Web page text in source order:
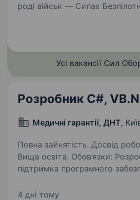
роді військ — Силах
підрозділ «технологічного
та пропонуємо…
Усі вакансії Сил
Розробник C#,
Медичні гарантії, ДНТ,
Повна зайнятість. Досвід
Вища освіта. Обов’язки: Розробка та
підтримка програмного
у проєктуванні рішень. Співпраця з командою
4 дні тому